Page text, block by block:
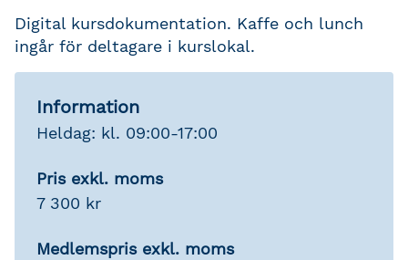
Digital kursdokumentation. Kaffe och lunch
ingår för deltagare i kurslokal.
Information
Heldag: kl. 09:00-17:00
Pris exkl. moms
7 300 kr
Medlemspris exkl. moms